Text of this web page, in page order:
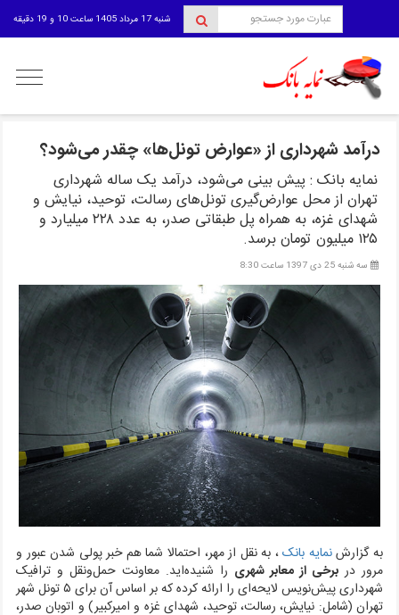
شنبه 17 مرداد 1405 ساعت 10 و 19 دقیقه
منوی
درآمد شهرداری از «عوارض تونل‌ها» چقدر می‌شود؟
نمایه بانک : پیش بینی می‌شود، درآمد یک ساله شهرداری
تهران از محل عوارض‌گیری تونل‌های رسالت، توحید، نیایش و
شهدای غزه، به همراه پل طبقاتی صدر، به عدد ۲۲۸ میلیارد و
۱۲۵ میلیون تومان برسد.
سه شنبه 25 دی 1397 ساعت 8:30
به گزارشنمایه بانک، به نقل از مهر،احتمالا شما هم خبر پولی شدن عبور و
مرور در برخی از معابر شهری
را شنیده‌اید. معاونت حمل‌ونقل و ترافیک
شهرداری پیش‌نویس لایحه‌ای را ارائه کرده که بر اساس آن برای ۵ تونل شهر
تهران (شامل: نیایش، رسالت، توحید، شهدای غزه و امیرکبیر) و اتوبان صدر،